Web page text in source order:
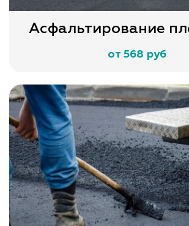
Асфальтирование
от 568 руб